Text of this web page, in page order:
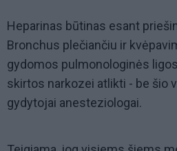
Heparinas būtinas esant
Bronchus plečiančiu ir
gydomos pulmonologinės
skirtos narkozei atlikti - be šio
gydytojai anesteziologai.